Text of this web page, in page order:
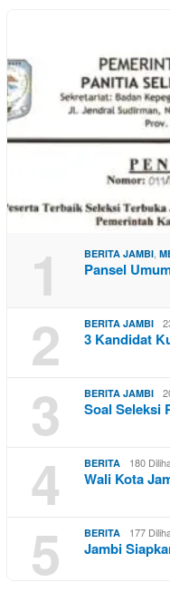
1 BERITA JAMBI
Pansel
2 BERITA JAMBI
3 Kandidat
3 BERITA JAMBI
Soal Seleksi
4 BERITA 180
Wali Kota
5 BERITA 177
Jambi